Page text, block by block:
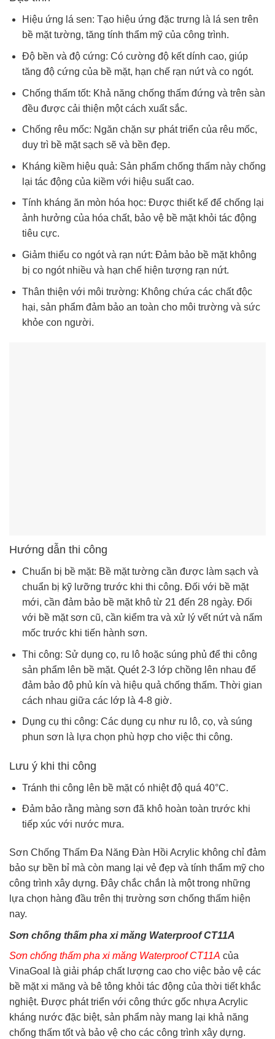
Hiệu ứng lá sen: Tạo hiệu ứng đặc trưng là lá sen trên
bề mặt tường, tăng tính thẩm mỹ của công trình.
Độ bền và độ cứng: Có cường độ kết dính cao, giúp
tăng độ cứng của bề mặt, hạn chế rạn nứt và co ngót.
Chống thấm tốt: Khả năng chống thấm đứng và trên sàn
đều được cải thiện một cách xuất sắc.
Chống rêu mốc: Ngăn chặn sự phát triển của rêu mốc,
duy trì bề mặt sạch sẽ và bền đẹp.
Kháng kiềm hiệu quả: Sản phẩm chống thấm này chống
lại tác động của kiềm với hiệu suất cao.
Tính kháng ăn mòn hóa học: Được thiết kế để chống lại
ảnh hưởng của hóa chất, bảo vệ bề mặt khỏi tác động
tiêu cực.
Giảm thiểu co ngót và rạn nứt: Đảm bảo bề mặt không
bị co ngót nhiều và hạn chế hiện tượng rạn nứt.
Thân thiện với môi trường: Không chứa các chất độc
hại, sản phẩm đảm bảo an toàn cho môi trường và sức
khỏe con người.
Hướng dẫn thi công
Chuẩn bị bề mặt: Bề mặt tường cần được làm sạch và
chuẩn bị kỹ lưỡng trước khi thi công. Đối với bề mặt
mới, cần đảm bảo bề mặt khô từ 21 đến 28 ngày. Đối
với bề mặt sơn cũ, cần kiểm tra và xử lý vết nứt và nấm
mốc trước khi tiến hành sơn.
Thi công: Sử dụng cọ, ru lô hoặc súng phủ để thi công
sản phẩm lên bề mặt. Quét 2-3 lớp chồng lên nhau để
đảm bảo độ phủ kín và hiệu quả chống thấm. Thời gian
cách nhau giữa các lớp là 4-8 giờ.
Dụng cụ thi công: Các dụng cụ như ru lô, cọ, và súng
phun sơn là lựa chọn phù hợp cho việc thi công.
Lưu ý khi thi công
Tránh thi công lên bề mặt có nhiệt độ quá 40°C.
Đảm bảo rằng màng sơn đã khô hoàn toàn trước khi
tiếp xúc với nước mưa.
Sơn Chống Thấm Đa Năng Đàn Hồi Acrylic không chỉ đảm
bảo sự bền bỉ mà còn mang lại vẻ đẹp và tính thẩm mỹ cho
công trình xây dựng. Đây chắc chắn là một trong những
lựa chọn hàng đầu trên thị trường sơn chống thấm hiện
nay.
Sơn chống thấm pha xi măng Waterproof CT11A
Sơn chống thấm pha xi măng Waterproof CT11A của
VinaGoal là giải pháp chất lượng cao cho việc bảo vệ các
bề mặt xi măng và bê tông khỏi tác động của thời tiết khắc
nghiệt. Được phát triển với công thức gốc nhựa Acrylic
kháng nước đặc biệt, sản phẩm này mang lại khả năng
chống thấm tốt và bảo vệ cho các công trình xây dựng.